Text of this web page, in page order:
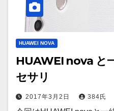
HUAWEI NOVA
HUAWEI nova と
セサリ
2017年3月2日 384氏